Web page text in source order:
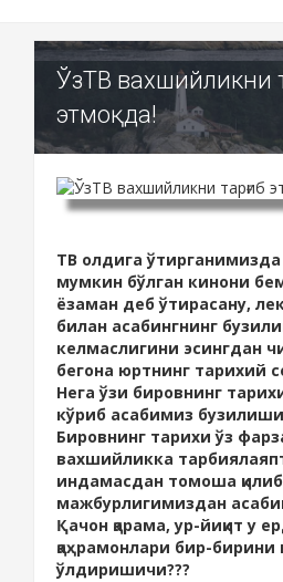
ЎзТВ вахшийликни
этмоқда!
ТВ олдига
мумкин бўлган кинони
ёзаман деб ўтирасану,
билан асабингнинг
келмаслигини эсингдан
бегона юртнинг тарихий
Нега ўзи бировнинг
кўриб асабимиз бузилиши
Бировнинг тарихи ўз
вахшийликка
индамасдан томоша
мажбурлигимиздан
Қачон қарама, ур-йиқит у
қаҳрамонлари бир-
ўлдиришичи???